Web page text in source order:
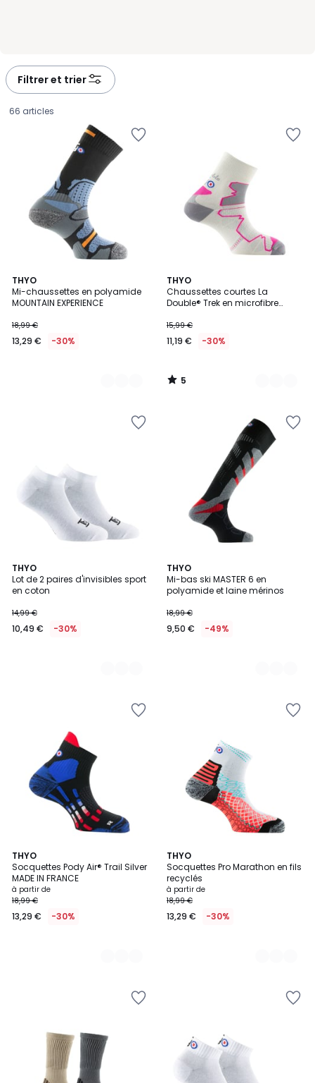
Filtrer et trier
66 articles
THYO
Mi-chaussettes en polyamide
MOUNTAIN EXPERIENCE
€
au
18,99 €
13,29 € -30%
3
Couleurs
THYO
Chaussettes courtes La
Double® Trek en microfibre
15,99 €
11,19 € -30%
5
/
5
3
Couleurs
5
/
THYO
Lot de 2 paires d'invisibles sport
en coton
14,99 €
10,49 € -30%
2
Couleurs
THYO
Mi-bas ski MASTER 6 en
polyamide et laine mérinos
18,99 €
9,50 € -49%
4
Couleurs
THYO
Socquettes Pody Air® Trail Silver
MADE IN FRANCE
à partir de
18,99 €
13,29 € -30%
6
Couleurs
THYO
Socquettes Pro Marathon en fils
recyclés
à partir de
18,99 €
13,29 € -30%
7
Couleurs